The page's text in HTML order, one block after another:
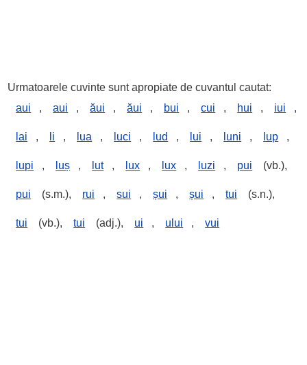
Urmatoarele cuvinte sunt apropiate de cuvantul cautat:
aui
, aui , ăui , ăui , bui , cui , hui , iui ,
lai , li , lua , luci , lud , lui , luni , lup ,
lupi , luș , lut , lux , lux , luzi , pui (vb.),
pui (s.m.), rui , sui , șui , șui , tui (s.n.),
tui (vb.), tui (adj.), ui , ului , vui